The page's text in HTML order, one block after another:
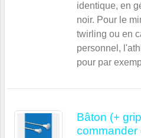
identique, en
noir. Pour le
twirling ou en
personnel,
pour par
Bâton (+
commander